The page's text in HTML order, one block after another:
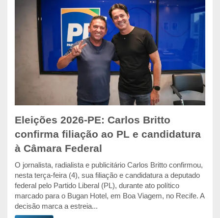
Eleições 2026-PE: Carlos Britto
confirma filiação ao PL e candidatura
à Câmara Federal
O jornalista, radialista e publicitário Carlos Britto confirmou,
nesta terça-feira (4), sua filiação e candidatura a deputado
federal pelo Partido Liberal (PL), durante ato político
marcado para o Bugan Hotel, em Boa Viagem, no Recife. A
decisão marca a estreia...